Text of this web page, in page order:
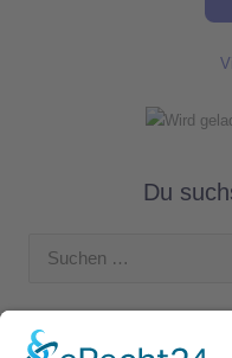
Du
Suchen